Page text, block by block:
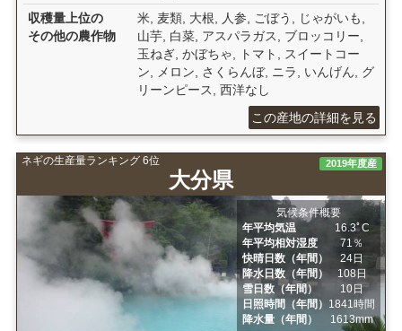
収穫量上位の
その他の農作物
米, 麦類, 大根, 人参, ごぼう, じゃがいも,
山芋, 白菜, アスパラガス, ブロッコリー,
玉ねぎ, かぼちゃ, トマト, スイートコー
ン, メロン, さくらんぼ, ニラ, いんげん, グ
リーンピース, 西洋なし
この産地の詳細を見る
ネギの生産量ランキング 6位
大分県
2019年度産
気候条件概要
年平均気温
16.3ﾟC
年平均相対湿度
71％
快晴日数（年間）
24日
降水日数（年間）
108日
雪日数（年間）
10日
日照時間（年間） 1841時間
降水量（年間）
1613mm